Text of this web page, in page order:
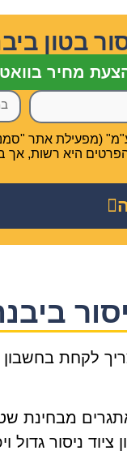
בטון
מחיר
אתר
היא רשות, אך
לקחת בחשבון
מבחינת
ניסור גדול